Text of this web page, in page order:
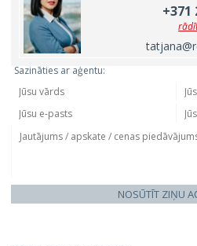
Sazināties ar aģentu:
NOSŪTĪT ZIŅU